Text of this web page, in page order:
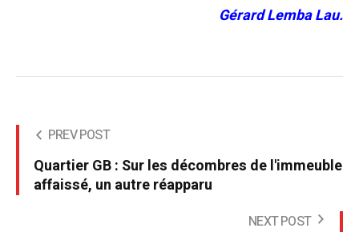
Gérard Lemba Lau.
PREV POST
Quartier GB : Sur les décombres de l'immeuble
affaissé, un autre réapparu
NEXT POST